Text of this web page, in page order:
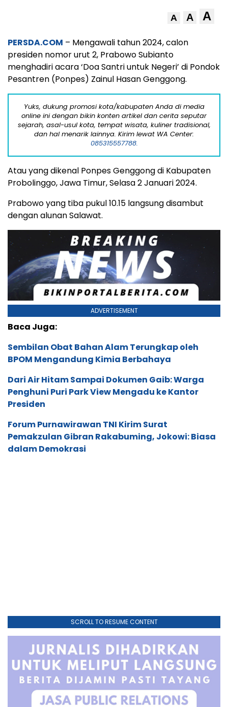
A A A
PERSDA.COM – Mengawali tahun 2024, calon
presiden nomor urut 2, Prabowo Subianto
menghadiri acara ‘Doa Santri untuk Negeri’ di Pondok
Pesantren (Ponpes) Zainul Hasan Genggong.
Yuks, dukung promosi kota/kabupaten Anda di media
online ini dengan bikin konten artikel dan cerita seputar
sejarah, asal-usul kota, tempat wisata, kuliner tradisional,
dan hal menarik lainnya. Kirim lewat WA Center:
085315557788.
Atau yang dikenal Ponpes Genggong di Kabupaten
Probolinggo, Jawa Timur, Selasa 2 Januari 2024.
Prabowo yang tiba pukul 10.15 langsung disambut
dengan alunan Salawat.
ADVERTISEMENT
Baca Juga:
Sembilan Obat Bahan Alam Terungkap oleh
BPOM Mengandung Kimia Berbahaya
Dari Air Hitam Sampai Dokumen Gaib: Warga
Penghuni Puri Park View Mengadu ke Kantor
Presiden
Forum Purnawirawan TNI Kirim Surat
Pemakzulan Gibran Rakabuming, Jokowi: Biasa
dalam Demokrasi
SCROLL TO RESUME CONTENT